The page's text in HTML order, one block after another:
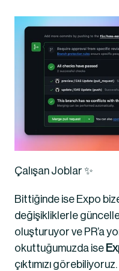
Çalışan Joblar ✨
Bittiğinde ise Expo
değişikliklerle
oluşturuyor ve PR’a
okuttuğumuzda ise
çıktımızı görebiliyoruz.